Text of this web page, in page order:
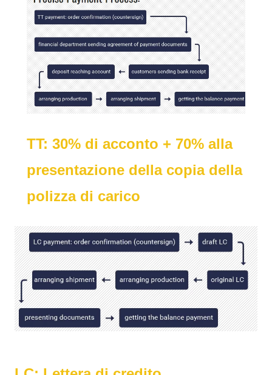
TT: 30% di acconto + 70% alla
presentazione della copia della
polizza di carico